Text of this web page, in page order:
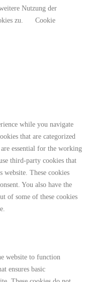
Nutzung der
zu.
Cookie
while you navigate
that are categorized
essential for the working
third-party cookies that
website. These cookies
You also have the
of some of these cookies
website to function
ensures basic